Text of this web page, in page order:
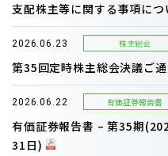
支配株主等に関する事項につ
2026.06.23 株主総会
第35回定時株主総会決議ご
2026.06.22 有価証券報告書
有価証券報告書 – 第35期
31日)